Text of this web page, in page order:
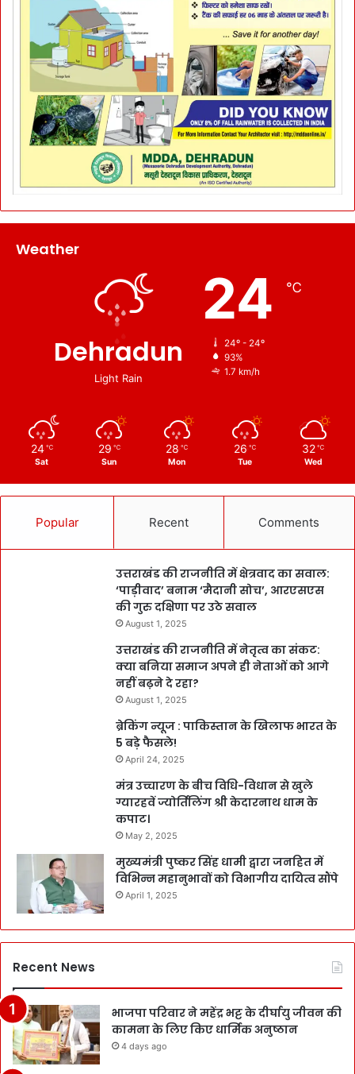
Weather
Dehradun
Light Rain
24 ℃
24º - 24º
93%
1.7 km/h
24 ℃
Sat
29 ℃
Sun
28 ℃
Mon
26 ℃
Tue
32 ℃
Wed
Popular Recent Comments
उत्तराखंड की राजनीति में क्षेत्रवाद का सवाल:
‘पाड़ीवाद’ बनाम ‘मैदानी सोच’, आरएसएस
की गुरु दक्षिणा पर उठे सवाल
August 1, 2025
उत्तराखंड की राजनीति में नेतृत्व का संकट:
क्या बनिया समाज अपने ही नेताओं को आगे
नहीं बढ़ने दे रहा?
August 1, 2025
ब्रेकिंग न्यूज : पाकिस्तान के खिलाफ भारत के
5 बड़े फैसले!
April 24, 2025
मंत्र उच्चारण के बीच विधि-विधान से खुले
ग्यारहवें ज्योर्तिलिंग श्री केदारनाथ धाम के
कपाट।
May 2, 2025
मुख्यमंत्री पुष्कर सिंह धामी द्वारा जनहित में
विभिन्न महानुभावों को विभागीय दायित्व सौंपे
April 1, 2025
Recent News
भाजपा परिवार ने महेंद्र भट्ट के दीर्घायु जीवन की
कामना के लिए किए धार्मिक अनुष्ठान
4 days ago